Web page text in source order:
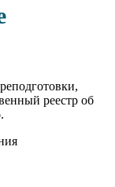
реестр об